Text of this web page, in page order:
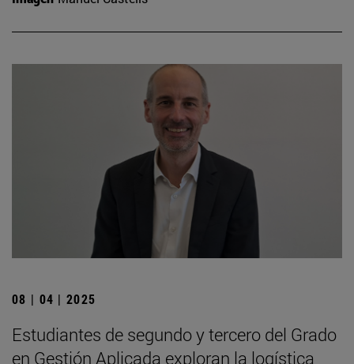
08 | 04 | 2025
Estudiantes de segundo y tercero del Grado
en Gestión Aplicada exploran la logística